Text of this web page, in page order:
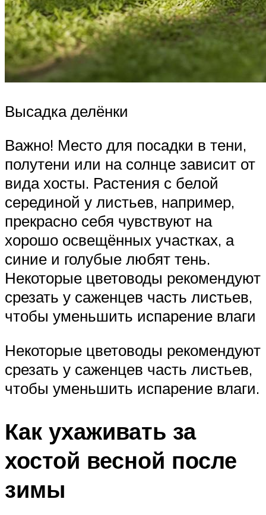
Высадка делёнки
Важно! Место для посадки в тени,
полутени или на солнце зависит от
вида хосты. Растения с белой
серединой у листьев, например,
прекрасно себя чувствуют на
хорошо освещённых участках, а
синие и голубые любят тень.
Некоторые цветоводы рекомендуют
срезать у саженцев часть листьев,
чтобы уменьшить испарение влаги
Некоторые цветоводы рекомендуют
срезать у саженцев часть листьев,
чтобы уменьшить испарение влаги.
Как ухаживать за
хостой весной после
зимы